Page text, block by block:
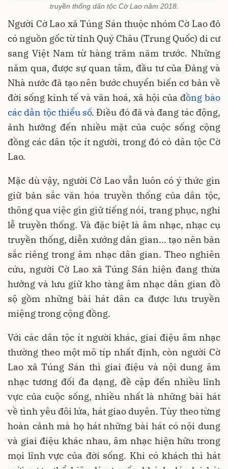
truyền thống dân tộc Cờ Lao năm 2018.
Người Cờ Lao xã Túng Sán thuộc nhóm Cờ Lao đỏ
có nguồn gốc từ tỉnh Quý Châu (Trung Quốc) di cư
sang Việt Nam từ hàng trăm năm trước. Những
năm qua, được sự quan tâm, đầu tư của Đảng và
Nhà nước đã tạo nên bước chuyển biến cơ bản về
đời sống kinh tế và văn hoá, xã hội của đồng bào
các dân tộc thiểu số. Điều đó đã và đang tác động,
ảnh hưởng đến nhiều mặt của cuộc sống cộng
đồng các dân tộc ít người, trong đó có dân tộc Cờ
Lao.
Mặc dù vậy, người Cờ Lao vẫn luôn có ý thức gìn
giữ bản sắc văn hóa truyền thống của dân tộc,
thông qua việc gìn giữ tiếng nói, trang phục, nghi
lễ truyền thống. Và đặc biệt là âm nhạc, nhạc cụ
truyền thống, diễn xướng dân gian... tạo nên bản
sắc riêng trong âm nhạc dân gian. Theo nghiên
cứu, người Cờ Lao xã Túng Sán hiện đang thừa
hưởng và lưu giữ kho tàng âm nhạc dân gian đồ
sộ gồm những bài hát dân ca được lưu truyền
miệng trong cộng đồng.
Với các dân tộc ít người khác, giai điệu âm nhạc
thường theo một mô típ nhất định, còn người Cờ
Lao xã Túng Sán thì giai điệu và nội dung âm
nhạc tương đối đa dạng, đề cập đến nhiều lĩnh
vực của cuộc sống, nhiều nhất là những bài hát
về tình yêu đôi lứa, hát giao duyên. Tùy theo từng
hoàn cảnh mà họ hát những bài hát có nội dung
và giai điệu khác nhau, âm nhạc hiện hữu trong
mọi lĩnh vực của đời sống. Khi có khách thì hát